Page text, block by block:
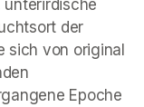
unterirdische
der
sich von original
Epoche